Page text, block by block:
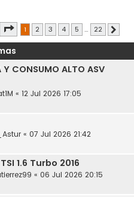
Página de 22
1 2 3 4 5 … 22
Y CONSUMO ALTO ASV
« 12 Jul 2026 17:05
« 07 Jul 2026 21:42
1.6 Turbo 2016
« 06 Jul 2026 20:15